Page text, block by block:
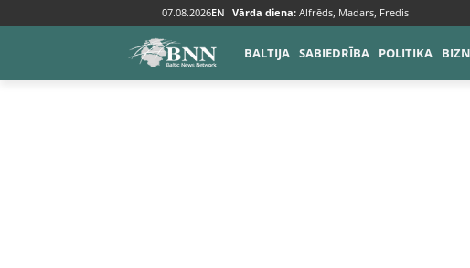
07.08.2026EN Vārda diena: Alfrēds, Madars, Fredis
BALTIJA SABIEDRĪBA POLITIKA
Tags Opozīcija